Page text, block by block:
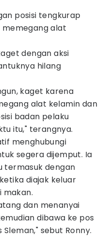
posisi tengkurap
memegang alat
dengan aksi
hilang
kaget karena
alat kelamin dan
badan pelaku
itu," terangnya.
menghubungi
segera dijemput. Ia
termasuk dengan
diajak keluar
dan menanyai
dibawa ke pos
sebut Ronny.